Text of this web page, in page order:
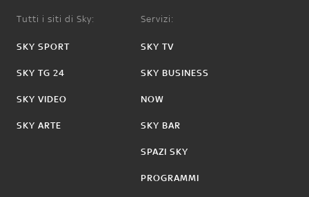
Tutti i siti di Sky:
SKY SPORT
SKY TG 24
SKY VIDEO
SKY ARTE
Servizi:
SKY TV
SKY BUSINESS
NOW
SKY BAR
SPAZI SKY
PROGRAMMI